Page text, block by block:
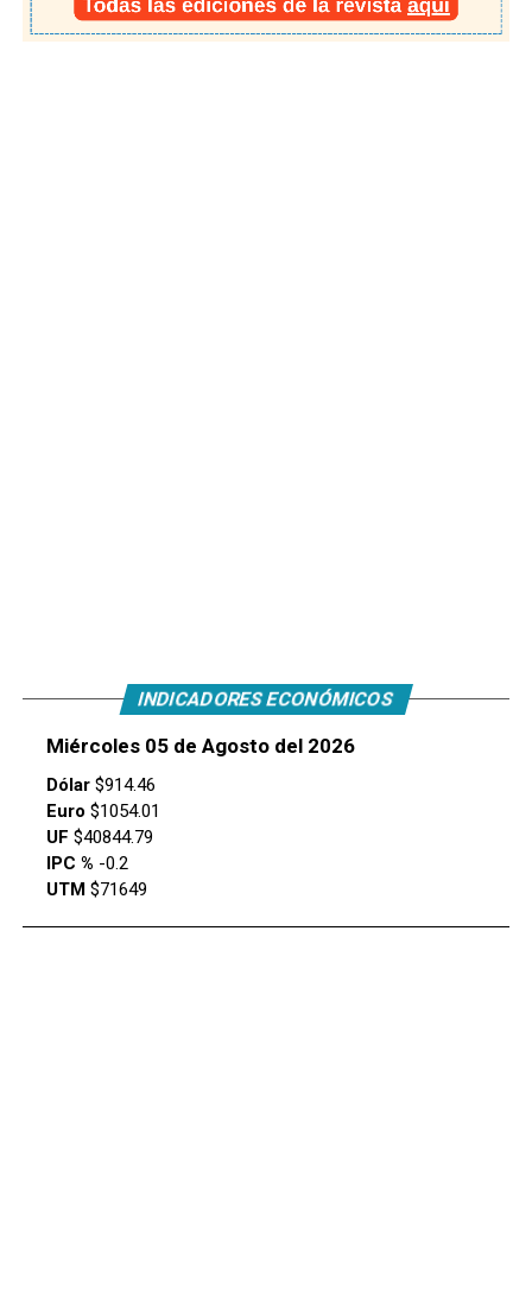
INDICADORES ECONÓMICOS
Miércoles 05 de Agosto del 2026
Dólar$914.46
Euro $1054.01
UF $40844.79
IPC % -0.2
UTM$71649